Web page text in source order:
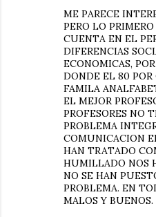
ME PARECE
PERO LO
CUENTA EN EL
DIFERENCIAS
ECONOMICAS,
DONDE EL 80 POR
FAMILA
EL MEJOR
PROFESORES NO
PROBLEMA
COMUNICACION
HAN TRATADO
HUMILLADO NOS
NO SE HAN
PROBLEMA. EN
MALOS Y